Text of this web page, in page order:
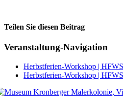
Teilen Sie diesen Beitrag
Facebook
Veranstaltung-Navigation
Herbstferien-Workshop |
Herbstferien-Workshop |